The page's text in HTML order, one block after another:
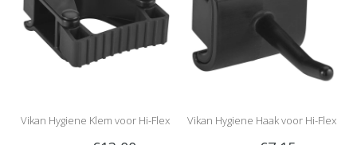
Vikan Hygiene Klem voor Hi-Flex Vikan Hygiene Haak voor Hi-Flex